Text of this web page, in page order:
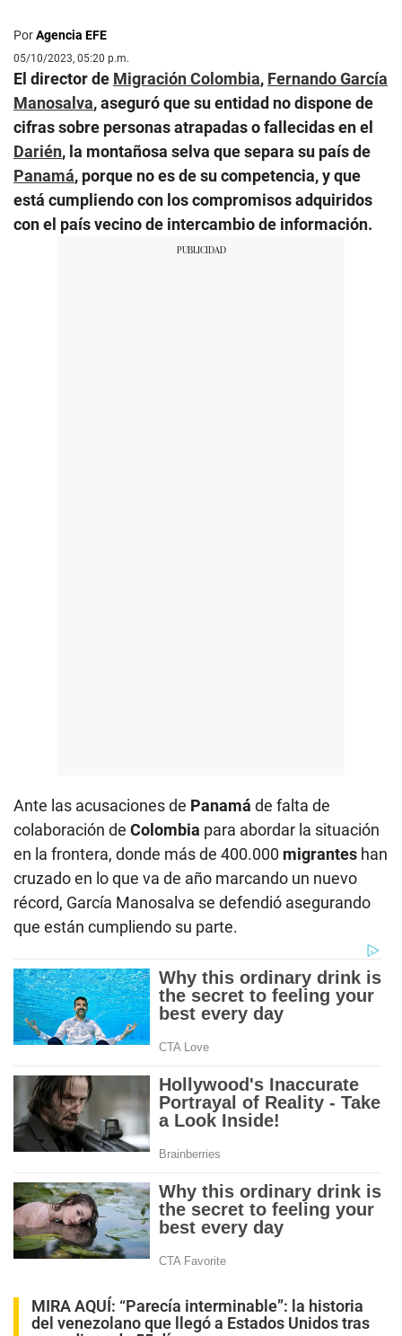
PorAgencia EFE
05/10/2023, 05:20 p.m.
El director de Migración Colombia, Fernando García
Manosalva, aseguró que su entidad no dispone de
cifras sobre personas atrapadas o fallecidas en el
Darién, la montañosa selva que separa su país de
Panamá, porque no es de su competencia, y que
está cumpliendo con los compromisos adquiridos
con el país vecino de intercambio de información.
Ante las acusaciones de Panamá de falta de
colaboración de Colombia para abordar la situación
en la frontera, donde más de 400.000 migrantes han
cruzado en lo que va de año marcando un nuevo
récord, García Manosalva se defendió asegurando
que están cumpliendo su parte.
MIRA AQUÍ: “Parecía interminable”: la historia
del venezolano que llegó a Estados Unidos tras